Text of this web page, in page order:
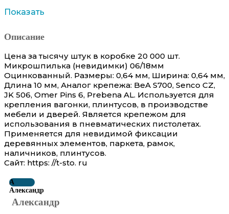
Показать
Описание
Цена за тысячу штук в коробке 20 000 шт.
Микрошпилька (невидимки) 06/18мм
Оцинкованный. Размеры: 0,64 мм, Ширина: 0,64 мм,
Длина 10 мм, Аналог крепежа: BeA S700, Senco CZ,
JK 506, Omer Pins 6, Prebena AL. Используется для
крепления вагонки, плинтусов, в производстве
мебели и дверей. Является крепежом для
использования в пневматических пистолетах.
Применяется для невидимой фиксации
деревянных элементов, паркета, рамок,
наличников, плинтусов.
Сайт: https: //t-sto. ru
А
Александр
Александр